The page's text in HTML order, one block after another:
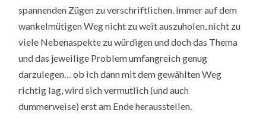
spannenden Zügen zu verschriftlichen. Immer auf dem
wankelmütigen Weg nicht zu weit auszuholen, nicht zu
viele Nebenaspekte zu würdigen und doch das Thema
und das jeweilige Problem umfangreich genug
darzulegen… ob ich dann mit dem gewählten Weg
richtig lag, wird sich vermutlich (und auch
dummerweise) erst am Ende herausstellen.